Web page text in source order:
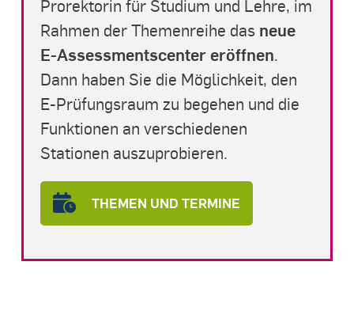
Prorektorin für Studium und Lehre, im
Rahmen der Themenreihe das neue
E-Assessmentscenter eröffnen.
Dann haben Sie die Möglichkeit, den
E-Prüfungsraum zu begehen und die
Funktionen an verschiedenen
Stationen auszuprobieren.
THEMEN UND TERMINE